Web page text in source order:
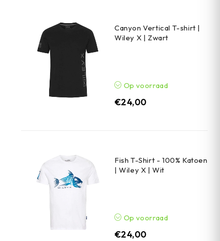
Canyon Vertical T-shirt |
Wiley X | Zwart
Op voorraad
€24,00
Fish T-Shirt - 100% Katoen
| Wiley X | Wit
Op voorraad
€24,00